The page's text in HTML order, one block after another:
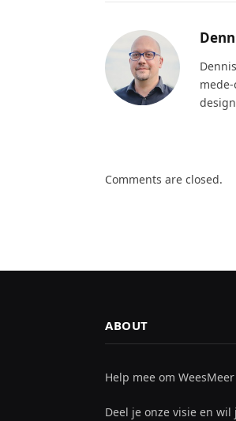
Comments are closed.
ABOUT
Help mee om
Deel je onze visie en